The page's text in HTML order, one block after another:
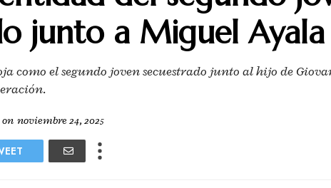
junto a Miguel Ayala
como el segundo joven secuestrado junto al hijo de
on noviembre 24, 2025